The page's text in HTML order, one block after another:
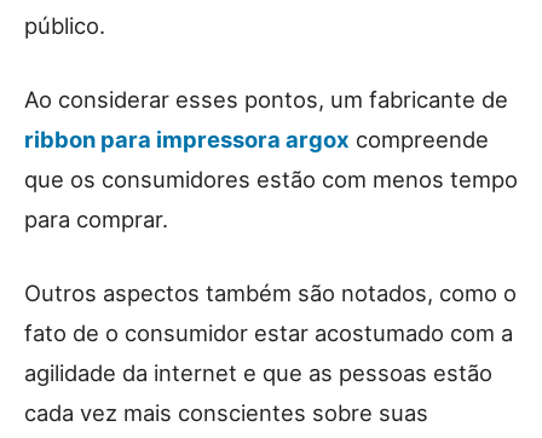
público.
Ao considerar esses pontos, um fabricante de
ribbon para impressora argox compreende
que os consumidores estão com menos tempo
para comprar.
Outros aspectos também são notados, como o
fato de o consumidor estar acostumado com a
agilidade da internet e que as pessoas estão
cada vez mais conscientes sobre suas